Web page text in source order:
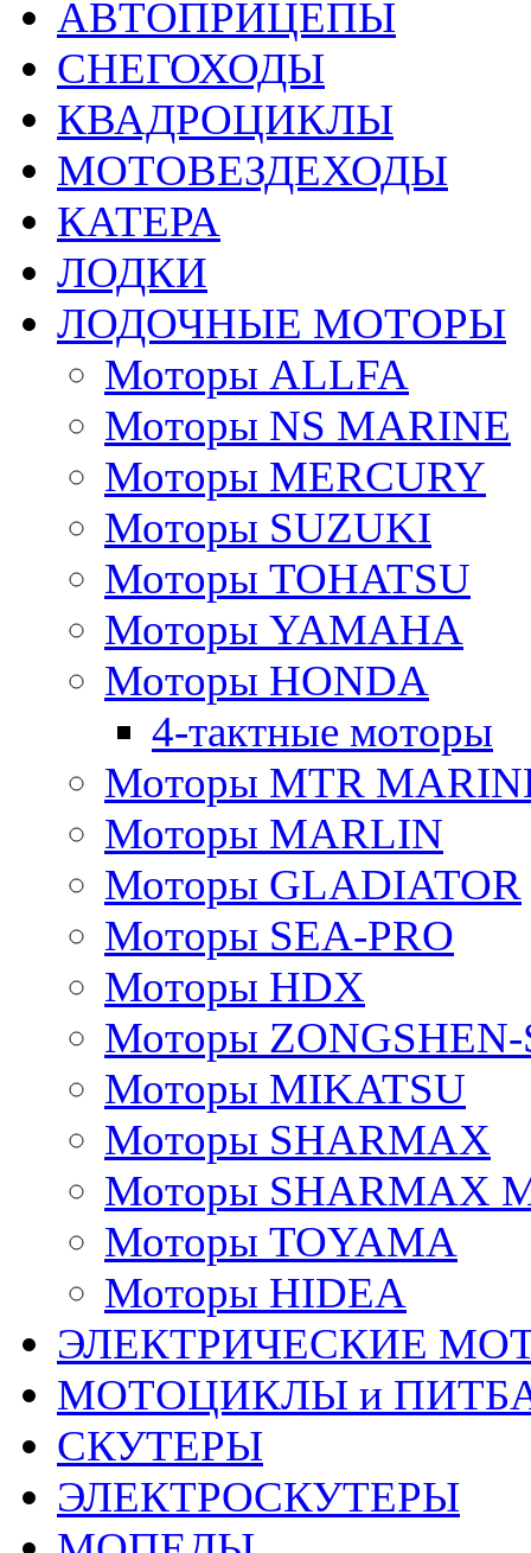
АВТОПРИЦЕПЫ
СНЕГОХОДЫ
КВАДРОЦИКЛЫ
МОТОВЕЗДЕХОДЫ
КАТЕРА
ЛОДКИ
ЛОДОЧНЫЕ МОТОРЫ
Моторы ALLFA
Моторы NS MARINE
Моторы MERCURY
Моторы SUZUKI
Моторы TOHATSU
Моторы YAMAHA
Моторы HONDA
4-тактные моторы
Моторы MTR
Моторы MARLIN
Моторы GLADIATOR
Моторы SEA-PRO
Моторы HDX
Моторы ZONGSHEN-
Моторы MIKATSU
Моторы SHARMAX
Моторы SHARMAX
Моторы TOYAMA
Моторы HIDEA
ЭЛЕКТРИЧЕСКИЕ
МОТОЦИКЛЫ и
СКУТЕРЫ
ЭЛЕКТРОСКУТЕРЫ